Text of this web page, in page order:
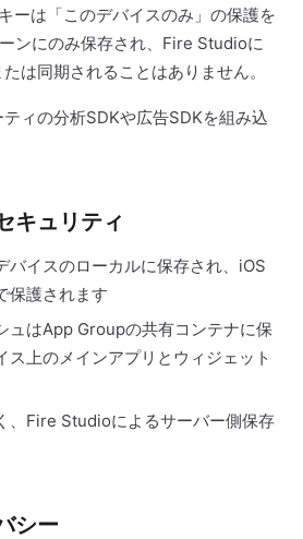
ーは「このデバイスのみ」の保護を
ンにのみ保存され、Fire Studioに
は同期されることはありません。
ィの分析SDKや広告SDKを組み込
キュリティ
バイスのローカルに保存され、iOS
保護されます
ュはApp Groupの共有コンテナに保
ス上のメインアプリとウィジェット
、Fire Studioによるサーバー側保存
シー